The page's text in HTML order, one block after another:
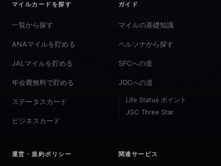
マイルカードを探す
一覧から探す
ANAマイルを貯める
JALマイルを貯める
年会費無料で貯める
ステータスカード
ビジネスカード
ガイド
マイルの基礎知識
ペルソナから探す
SFCへの道
JGCへの道
Life Status ポイント
JGC Three Star
運営・規約ポリシー 関連サービス